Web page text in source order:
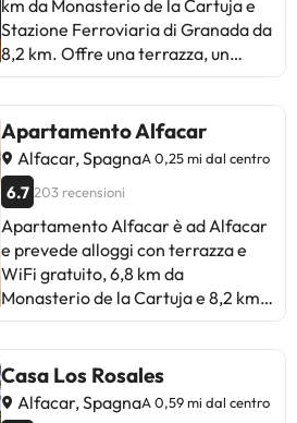
km da Monasterio de la Cartuja e
Stazione Ferroviaria di Granada da
8,2 km. Offre una terrazza, un
vista sul giardino, un’area salotto,
una TV, un angolo cottura con
frigorifero, e un bagno privato con
doccia. Cattedrale di Granada è a
8,7 km da Al Sil Ram, mentre
Basilica de San Juan de Dios si
trova a 9 km dalla struttura.
Aeropuerto Federico García Lorca
comunicare in anticipo a l'orario in
cui prevedete di arrivare. Potrete
inserire questa informazione nella
Apartamento Alfacar
Alfacar, SpagnaA 0,25 mi dal centro
6.7 203 recensioni
Apartamento Alfacar è ad Alfacar
e prevede alloggi con terrazza e
WiFi gratuito, 6,8 km da
Monasterio de la Cartuja e 8,2 km
anche una cucina con frigorifero e
microonde. Cattedrale di Granada
è a 8,6 km da questo
Casa Los Rosales
Alfacar, SpagnaA 0,59 mi dal centro